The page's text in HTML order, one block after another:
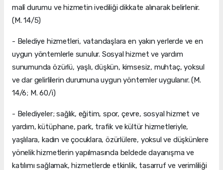
malî durumu ve hizmetin ivediliği dikkate alınarak belirlenir.
(M. 14/5)
- Belediye hizmetleri, vatandaşlara en yakın yerlerde ve en
uygun yöntemlerle sunulur. Sosyal hizmet ve yardım
sunumunda özürlü, yaşlı, düşkün, kimsesiz, muhtaç, yoksul
ve dar gelirlilerin durumuna uygun yöntemler uygulanır. (M.
14/6; M. 60/i)
- Belediyeler; sağlık, eğitim, spor, çevre, sosyal hizmet ve
yardım, kütüphane, park, trafik ve kültür hizmetleriyle,
yaşlılara, kadın ve çocuklara, özürlülere, yoksul ve düşkünlere
yönelik hizmetlerin yapılmasında beldede dayanışma ve
katılımı sağlamak, hizmetlerde etkinlik, tasarruf ve verimliliği